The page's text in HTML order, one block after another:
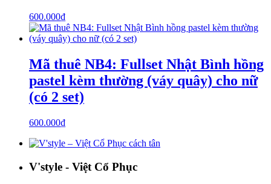
600.000₫
Mã thuê NB4: Fullset Nhật Bình hồng
pastel kèm thường (váy quây) cho nữ
(có 2 set)
600.000₫
V'style - Việt Cổ Phục